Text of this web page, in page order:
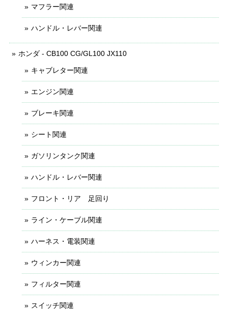
マフラー関連
ハンドル・レバー関連
ホンダ - CB100 CG/GL100 JX110
キャブレター関連
エンジン関連
ブレーキ関連
シート関連
ガソリンタンク関連
ハンドル・レバー関連
フロント・リア 足回り
ライン・ケーブル関連
ハーネス・電装関連
ウィンカー関連
フィルター関連
スイッチ関連